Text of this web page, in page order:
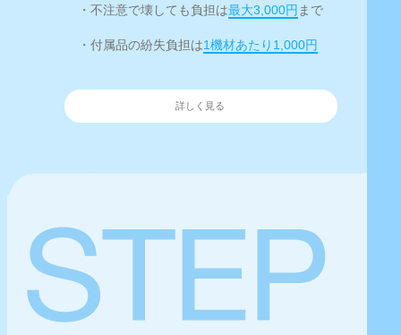
・不注意で壊しても負担は最大3,000円 まで
・付属品の紛失負担は1機材あたり1,000円
詳しく見る